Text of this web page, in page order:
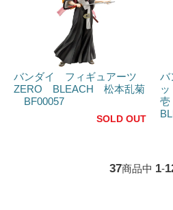
バンダイ フィギュアーツ
ZERO BLEACH 松本乱菊
BF00057
SOLD OUT
バ
37商品中 1-